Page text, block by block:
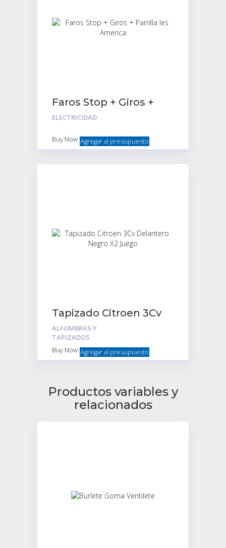
Faros Stop + Giros +
Parrilla Ies America
ELECTRICIDAD
Buy Now Agregar al presupuesto
Tapizado Citroen 3Cv
Delantero Negro X2
Juego
ALFOMBRAS Y
TAPIZADOS
Buy Now Agregar al presupuesto
Productos variables y
relacionados